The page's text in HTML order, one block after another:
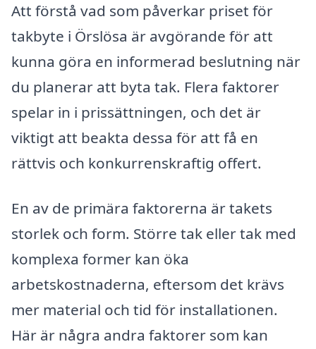
Att förstå vad som påverkar priset för
takbyte i Örslösa är avgörande för att
kunna göra en informerad beslutning när
du planerar att byta tak. Flera faktorer
spelar in i prissättningen, och det är
viktigt att beakta dessa för att få en
rättvis och konkurrenskraftig offert.
En av de primära faktorerna är takets
storlek och form. Större tak eller tak med
komplexa former kan öka
arbetskostnaderna, eftersom det krävs
mer material och tid för installationen.
Här är några andra faktorer som kan